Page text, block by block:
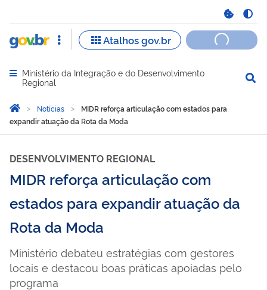
Abrir menu principal de navegação
Ministério da Integração e do Desenvolvimento
Regional
Você está aqui:
Página Inicial
Notícias
MIDR reforça articulação com estados para
expandir atuação da Rota da Moda
DESENVOLVIMENTO REGIONAL
MIDR reforça articulação com
estados para expandir atuação da
Rota da Moda
Ministério debateu estratégias com gestores
locais e destacou boas práticas apoiadas pelo
programa